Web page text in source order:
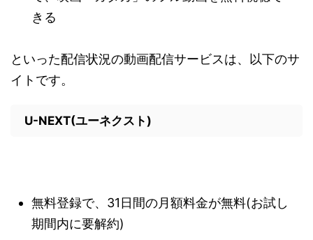
きる
といった配信状況の動画配信サービスは、以下のサ
イトです。
U-NEXT(ユーネクスト)
無料登録で、31日間の月額料金が無料(お試し
期間内に要解約)